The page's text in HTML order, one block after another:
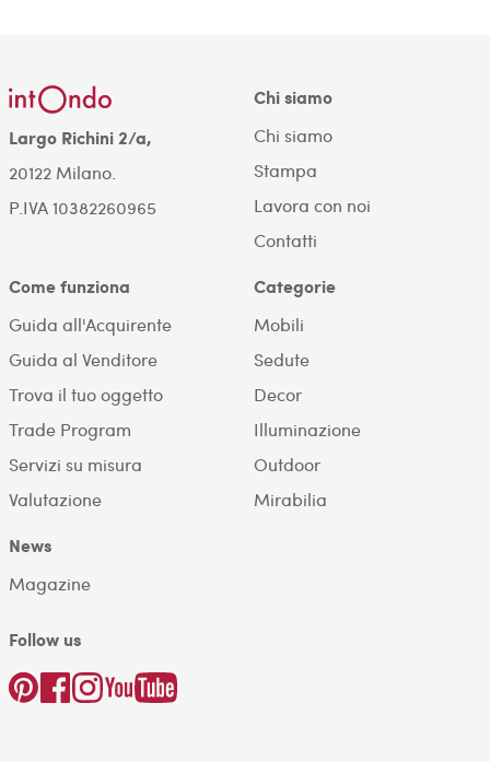
Largo Richini 2/a,
20122 Milano.
P.IVA 10382260965
Chi siamo
Chi siamo
Stampa
Lavora con noi
Contatti
Come funziona
Guida all'Acquirente
Guida al Venditore
Trova il tuo oggetto
Trade Program
Servizi su misura
Valutazione
Categorie
Mobili
Sedute
Decor
Illuminazione
Outdoor
Mirabilia
News
Magazine
Follow us